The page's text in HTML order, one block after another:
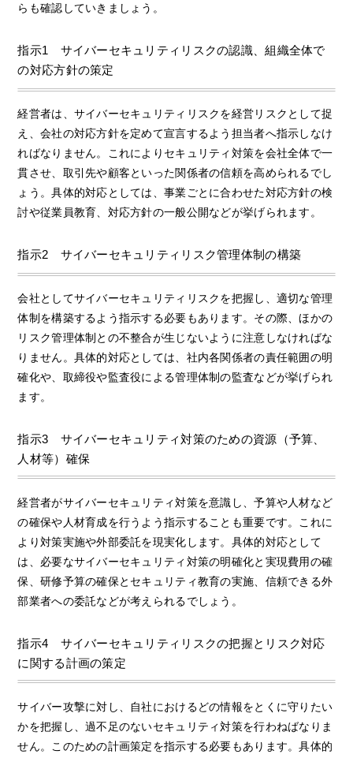
らも確認していきましょう。
指示1 サイバーセキュリティリスクの認識、組織全体で
の対応方針の策定
経営者は、サイバーセキュリティリスクを経営リスクとして捉
え、会社の対応方針を定めて宣言するよう担当者へ指示しなけ
ればなりません。これによりセキュリティ対策を会社全体で一
貫させ、取引先や顧客といった関係者の信頼を高められるでし
ょう。具体的対応としては、事業ごとに合わせた対応方針の検
討や従業員教育、対応方針の一般公開などが挙げられます。
指示2 サイバーセキュリティリスク管理体制の構築
会社としてサイバーセキュリティリスクを把握し、適切な管理
体制を構築するよう指示する必要もあります。その際、ほかの
リスク管理体制との不整合が生じないように注意しなければな
りません。具体的対応としては、社内各関係者の責任範囲の明
確化や、取締役や監査役による管理体制の監査などが挙げられ
ます。
指示3 サイバーセキュリティ対策のための資源（予算、
人材等）確保
経営者がサイバーセキュリティ対策を意識し、予算や人材など
の確保や人材育成を行うよう指示することも重要です。これに
より対策実施や外部委託を現実化します。具体的対応として
は、必要なサイバーセキュリティ対策の明確化と実現費用の確
保、研修予算の確保とセキュリティ教育の実施、信頼できる外
部業者への委託などが考えられるでしょう。
指示4 サイバーセキュリティリスクの把握とリスク対応
に関する計画の策定
サイバー攻撃に対し、自社におけるどの情報をとくに守りたい
かを把握し、過不足のないセキュリティ対策を行わねばなりま
せん。このための計画策定を指示する必要もあります。具体的